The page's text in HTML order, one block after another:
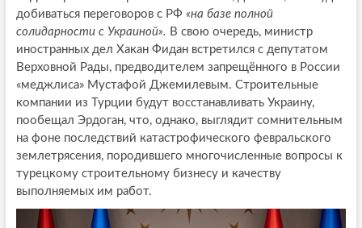
добиваться переговоров с РФ «на базе полной
солидарности с Украиной». В свою очередь, министр
иностранных дел Хакан Фидан встретился с депутатом
Верховной Рады, предводителем запрещённого в России
«меджлиса» Мустафой Джемилевым. Строительные
компании из Турции будут восстанавливать Украину,
пообещал Эрдоган, что, однако, выглядит сомнительным
на фоне последствий катастрофического февральского
землетрясения, породившего многочисленные вопросы к
турецкому строительному бизнесу и качеству
выполняемых им работ.